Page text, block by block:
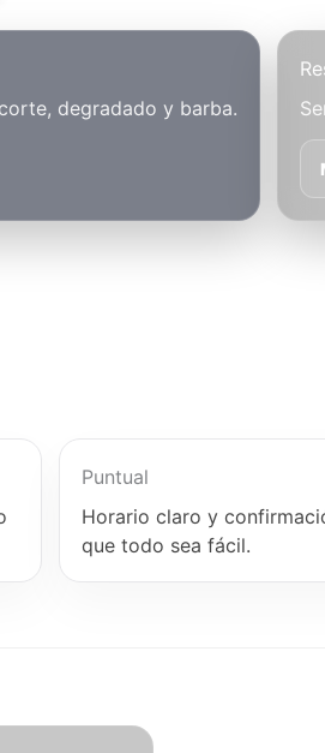
degradado y barba.
Puntual
Horario claro y
que todo sea fácil.